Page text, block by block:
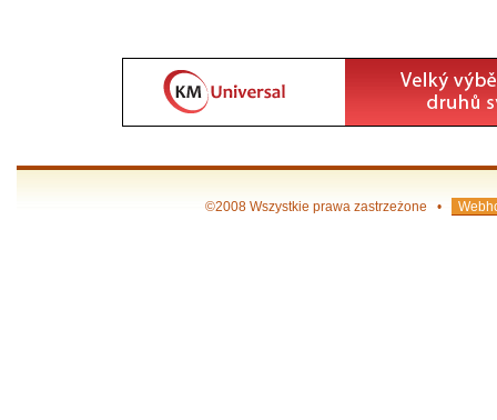
©2008 Wszystkie prawa zastrzeżone •